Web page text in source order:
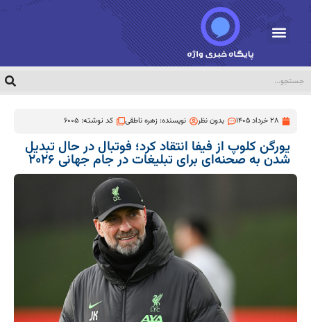
28 خرداد 1405 بدون نظر نویسنده:زهره ناطقی کد نوشته: 6005
یورگن کلوپ از فیفا انتقاد کرد؛ فوتبال در حال تبدیل
شدن به صحنه‌ای برای تبلیغات در جام جهانی ۲۰۲۶